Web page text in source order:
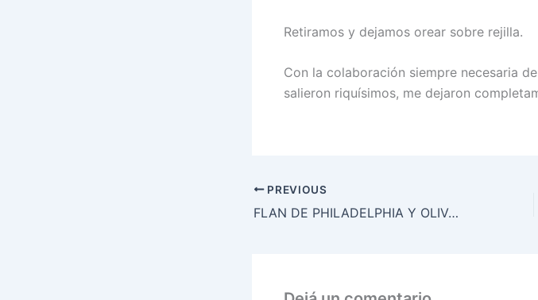
Retiramos y dejamos orear sobre rejilla.
Con la colaboración siempre necesaria
salieron riquísimos, me dejaron
PREVIOUS
FLAN DE PHILADELPHIA Y OLIVAS CON MORRONES DE COLORES